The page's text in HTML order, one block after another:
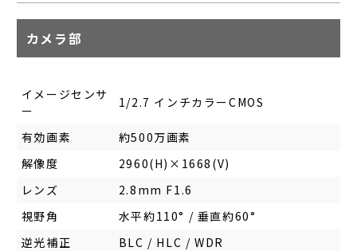
カメラ部
イメージセンサ
ー
1/2.7 インチカラーCMOS
有効画素
約500万画素
解像度
2960(H)×1668(V)
レンズ
2.8mm F1.6
視野角
水平約110° / 垂直約60°
逆光補正
BLC / HLC / WDR